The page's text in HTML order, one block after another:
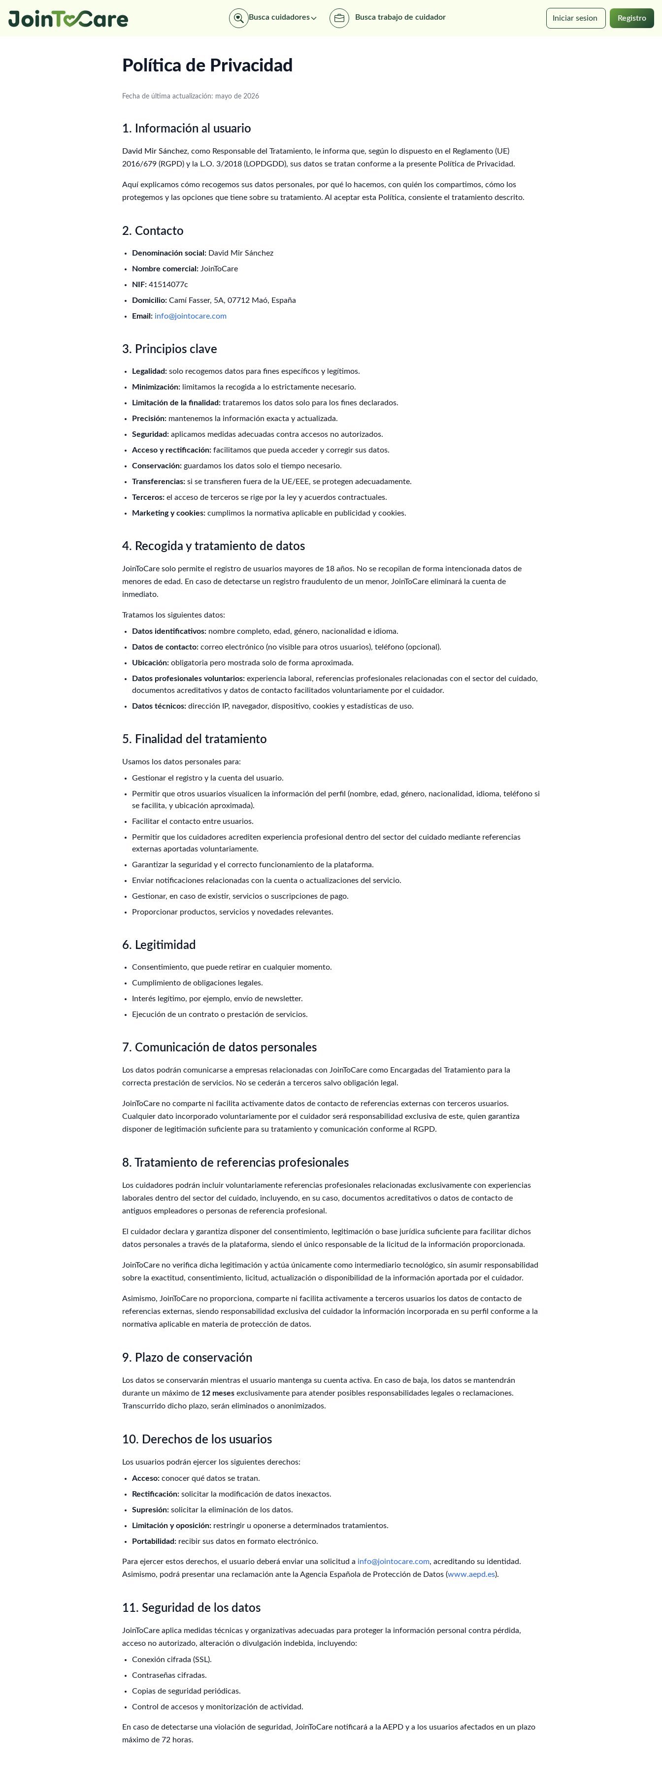
Busca cuidadores Busca trabajo de cuidador Iniciar sesion Registro
Política de Privacidad
Fecha de última actualización: mayo de 2026
1. Información al usuario
David Mir Sánchez, como Responsable del Tratamiento, le informa que, según lo dispuesto en el Reglamento (UE)
2016/679 (RGPD) y la L.O. 3/2018 (LOPDGDD), sus datos se tratan conforme a la presente Política de Privacidad.
Aquí explicamos cómo recogemos sus datos personales, por qué lo hacemos, con quién los compartimos, cómo los
protegemos y las opciones que tiene sobre su tratamiento. Al aceptar esta Política, consiente el tratamiento descrito.
2. Contacto
Denominación social: David Mir Sánchez
Nombre comercial: JoinToCare
NIF: 41514077c
Domicilio: Camí Fasser, 5A, 07712 Maó, España
Email: info@jointocare.com
3. Principios clave
Legalidad: solo recogemos datos para fines específicos y legítimos.
Minimización: limitamos la recogida a lo estrictamente necesario.
Limitación de la finalidad: trataremos los datos solo para los fines declarados.
Precisión: mantenemos la información exacta y actualizada.
Seguridad: aplicamos medidas adecuadas contra accesos no autorizados.
Acceso y rectificación: facilitamos que pueda acceder y corregir sus datos.
Conservación: guardamos los datos solo el tiempo necesario.
Transferencias: si se transfieren fuera de la UE/EEE, se protegen adecuadamente.
Terceros: el acceso de terceros se rige por la ley y acuerdos contractuales.
Marketing y cookies: cumplimos la normativa aplicable en publicidad y cookies.
4. Recogida y tratamiento de datos
JoinToCare solo permite el registro de usuarios mayores de 18 años. No se recopilan de forma intencionada datos de
menores de edad. En caso de detectarse un registro fraudulento de un menor, JoinToCare eliminará la cuenta de
inmediato.
Tratamos los siguientes datos:
Datos identificativos: nombre completo, edad, género, nacionalidad e idioma.
Datos de contacto: correo electrónico (no visible para otros usuarios), teléfono (opcional).
Ubicación: obligatoria pero mostrada solo de forma aproximada.
Datos profesionales voluntarios: experiencia laboral, referencias profesionales relacionadas con el sector del cuidado,
documentos acreditativos y datos de contacto facilitados voluntariamente por el cuidador.
Datos técnicos: dirección IP, navegador, dispositivo, cookies y estadísticas de uso.
5. Finalidad del tratamiento
Usamos los datos personales para:
Gestionar el registro y la cuenta del usuario.
Permitir que otros usuarios visualicen la información del perfil (nombre, edad, género, nacionalidad, idioma, teléfono si
se facilita, y ubicación aproximada).
Facilitar el contacto entre usuarios.
Permitir que los cuidadores acrediten experiencia profesional dentro del sector del cuidado mediante referencias
externas aportadas voluntariamente.
Garantizar la seguridad y el correcto funcionamiento de la plataforma.
Enviar notificaciones relacionadas con la cuenta o actualizaciones del servicio.
Gestionar, en caso de existir, servicios o suscripciones de pago.
Proporcionar productos, servicios y novedades relevantes.
6. Legitimidad
Consentimiento, que puede retirar en cualquier momento.
Cumplimiento de obligaciones legales.
Interés legítimo, por ejemplo, envío de newsletter.
Ejecución de un contrato o prestación de servicios.
7. Comunicación de datos personales
Los datos podrán comunicarse a empresas relacionadas con JoinToCare como Encargadas del Tratamiento para la
correcta prestación de servicios. No se cederán a terceros salvo obligación legal.
JoinToCare no comparte ni facilita activamente datos de contacto de referencias externas con terceros usuarios.
Cualquier dato incorporado voluntariamente por el cuidador será responsabilidad exclusiva de este, quien garantiza
disponer de legitimación suficiente para su tratamiento y comunicación conforme al RGPD.
8. Tratamiento de referencias profesionales
Los cuidadores podrán incluir voluntariamente referencias profesionales relacionadas exclusivamente con experiencias
laborales dentro del sector del cuidado, incluyendo, en su caso, documentos acreditativos o datos de contacto de
antiguos empleadores o personas de referencia profesional.
El cuidador declara y garantiza disponer del consentimiento, legitimación o base jurídica suficiente para facilitar dichos
datos personales a través de la plataforma, siendo el único responsable de la licitud de la información proporcionada.
JoinToCare no verifica dicha legitimación y actúa únicamente como intermediario tecnológico, sin asumir responsabilidad
sobre la exactitud, consentimiento, licitud, actualización o disponibilidad de la información aportada por el cuidador.
Asimismo, JoinToCare no proporciona, comparte ni facilita activamente a terceros usuarios los datos de contacto de
referencias externas, siendo responsabilidad exclusiva del cuidador la información incorporada en su perfil conforme a la
normativa aplicable en materia de protección de datos.
9. Plazo de conservación
Los datos se conservarán mientras el usuario mantenga su cuenta activa. En caso de baja, los datos se mantendrán
durante un máximo de 12 meses exclusivamente para atender posibles responsabilidades legales o reclamaciones.
Transcurrido dicho plazo, serán eliminados o anonimizados.
10. Derechos de los usuarios
Los usuarios podrán ejercer los siguientes derechos:
Acceso: conocer qué datos se tratan.
Rectificación: solicitar la modificación de datos inexactos.
Supresión: solicitar la eliminación de los datos.
Limitación y oposición: restringir u oponerse a determinados tratamientos.
Portabilidad: recibir sus datos en formato electrónico.
Para ejercer estos derechos, el usuario deberá enviar una solicitud a info@jointocare.com, acreditando su identidad.
Asimismo, podrá presentar una reclamación ante la Agencia Española de Protección de Datos (www.aepd.es).
11. Seguridad de los datos
JoinToCare aplica medidas técnicas y organizativas adecuadas para proteger la información personal contra pérdida,
acceso no autorizado, alteración o divulgación indebida, incluyendo:
Conexión cifrada (SSL).
Contraseñas cifradas.
Copias de seguridad periódicas.
Control de accesos y monitorización de actividad.
En caso de detectarse una violación de seguridad, JoinToCare notificará a la AEPD y a los usuarios afectados en un plazo
máximo de 72 horas.